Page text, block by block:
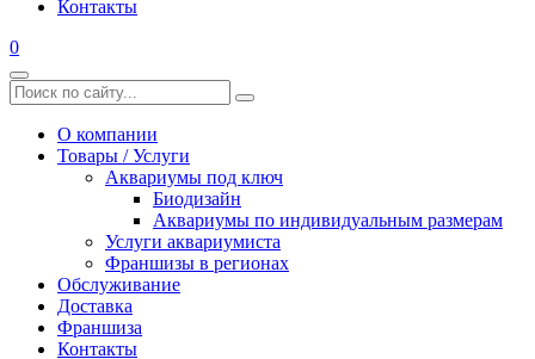
Контакты
0
О компании
Товары / Услуги
Аквариумы под ключ
Биодизайн
Аквариумы по индивидуальным размерам
Услуги аквариумиста
Франшизы в регионах
Обслуживание
Доставка
Франшиза
Контакты